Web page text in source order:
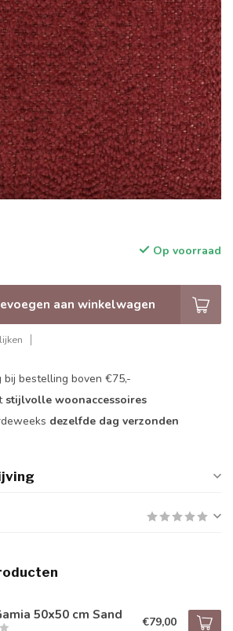
Op voorraad
aan winkelwagen
bij bestelling boven €75,-
stijlvolle woonaccessoires
dezelfde dag verzonden
50x50 cm Sand €79,00